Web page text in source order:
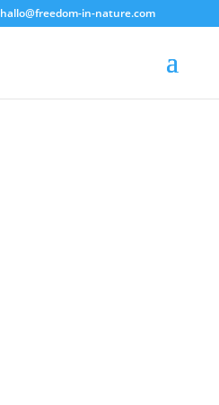
hallo@freedom-in-nature.com